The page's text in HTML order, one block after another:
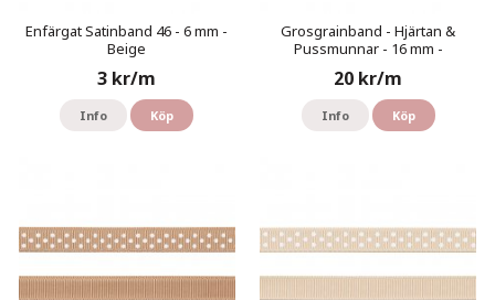
Enfärgat Satinband 46 - 6 mm -
Beige
3 kr/m
Info Köp
Grosgrainband - Hjärtan &
Pussmunnar - 16 mm -
20 kr/m
Info Köp